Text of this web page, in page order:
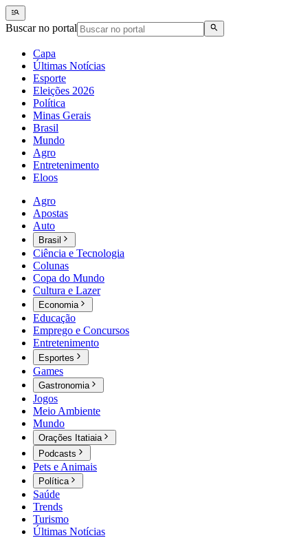
Buscar no portal
Capa
Últimas Notícias
Esporte
Eleições 2026
Política
Minas Gerais
Brasil
Mundo
Agro
Entretenimento
Eloos
Agro
Apostas
Auto
Brasil
Ciência e Tecnologia
Colunas
Copa do Mundo
Cultura e Lazer
Economia
Educação
Emprego e Concursos
Entretenimento
Esportes
Games
Gastronomia
Jogos
Meio Ambiente
Mundo
Orações Itatiaia
Podcasts
Pets e Animais
Política
Saúde
Trends
Turismo
Últimas Notícias